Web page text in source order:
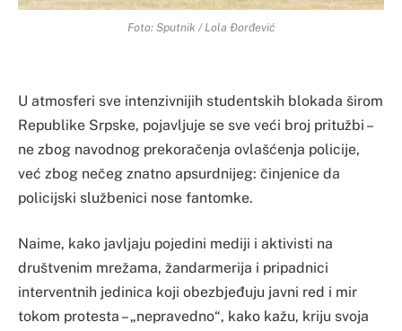
Foto: Sputnik / Lola Đorđević
U atmosferi sve intenzivnijih studentskih blokada širom
Republike Srpske, pojavljuje se sve veći broj pritužbi –
ne zbog navodnog prekoračenja ovlašćenja policije,
već zbog nečeg znatno apsurdnijeg: činjenice da
policijski službenici nose fantomke.
Naime, kako javljaju pojedini mediji i aktivisti na
društvenim mrežama, žandarmerija i pripadnici
interventnih jedinica koji obezbjeđuju javni red i mir
tokom protesta – „nepravedno“, kako kažu, kriju svoja